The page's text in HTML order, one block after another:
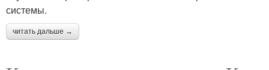
системы.
читать дальше →